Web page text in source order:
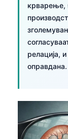
крварење,
релација,
оправдана.
المغربية
Basa
ئۇيغۇرچە